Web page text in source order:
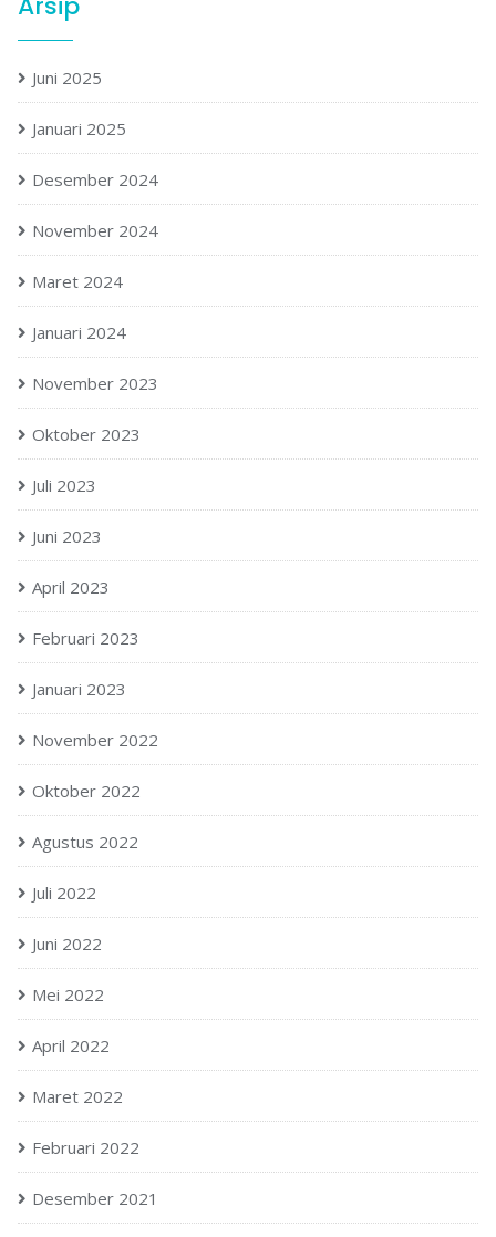
Juni 2025
Januari 2025
Desember 2024
November 2024
Maret 2024
Januari 2024
November 2023
Oktober 2023
Juli 2023
Juni 2023
April 2023
Februari 2023
Januari 2023
November 2022
Oktober 2022
Agustus 2022
Juli 2022
Juni 2022
Mei 2022
April 2022
Maret 2022
Februari 2022
Desember 2021